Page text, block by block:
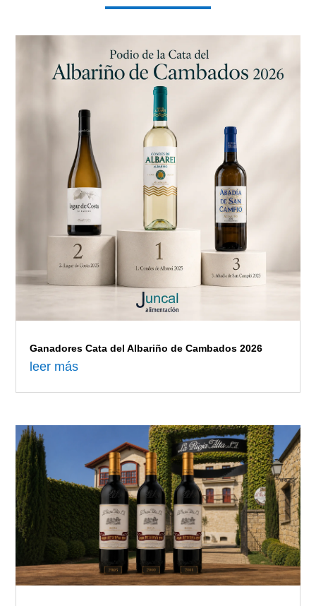
Ganadores Cata del Albariño de Cambados 2026
leer más